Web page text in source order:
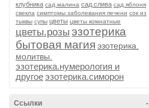
клубника сад.малина сад.слива сад.яблоня
свекла симптомы заболевания печени сок из
тыквы супы цветы цветы комнатные
цветы.розы эзотерика
бытовая магия эзотерика.
молитвы.
эзотерика.нумерология и
другоеэзотерика.симорон
-
Ссылки